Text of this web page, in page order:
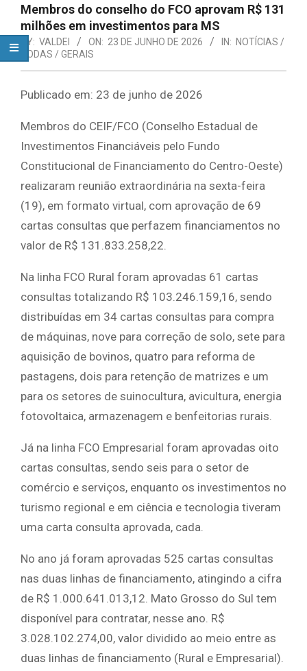
Membros do conselho do FCO aprovam R$ 131
milhões em investimentos para MS
BY: VALDEI ON: 23 DE JUNHO DE 2026 IN: NOTÍCIAS /
TODAS / GERAIS
Publicado em: 23 de junho de 2026
Membros do CEIF/FCO (Conselho Estadual de
Investimentos Financiáveis pelo Fundo
Constitucional de Financiamento do Centro-Oeste)
realizaram reunião extraordinária na sexta-feira
(19), em formato virtual, com aprovação de 69
cartas consultas que perfazem financiamentos no
valor de R$ 131.833.258,22.
Na linha FCO Rural foram aprovadas 61 cartas
consultas totalizando R$ 103.246.159,16, sendo
distribuídas em 34 cartas consultas para compra
de máquinas, nove para correção de solo, sete para
aquisição de bovinos, quatro para reforma de
pastagens, dois para retenção de matrizes e um
para os setores de suinocultura, avicultura, energia
fotovoltaica, armazenagem e benfeitorias rurais.
Já na linha FCO Empresarial foram aprovadas oito
cartas consultas, sendo seis para o setor de
comércio e serviços, enquanto os investimentos no
turismo regional e em ciência e tecnologia tiveram
uma carta consulta aprovada, cada.
No ano já foram aprovadas 525 cartas consultas
nas duas linhas de financiamento, atingindo a cifra
de R$ 1.000.641.013,12. Mato Grosso do Sul tem
disponível para contratar, nesse ano. R$
3.028.102.274,00, valor dividido ao meio entre as
duas linhas de financiamento (Rural e Empresarial).